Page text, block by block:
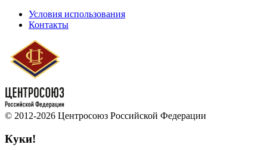
Условия использования
Контакты
© 2012-2026 Центросоюз Российской Федерации
Куки!